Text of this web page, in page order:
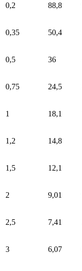
0,2 88,8
0,35 50,4
0,5 36
0,75 24,5
1 18,1
1,2 14,8
1,5 12,1
2 9,01
2,5 7,41
3 6,07